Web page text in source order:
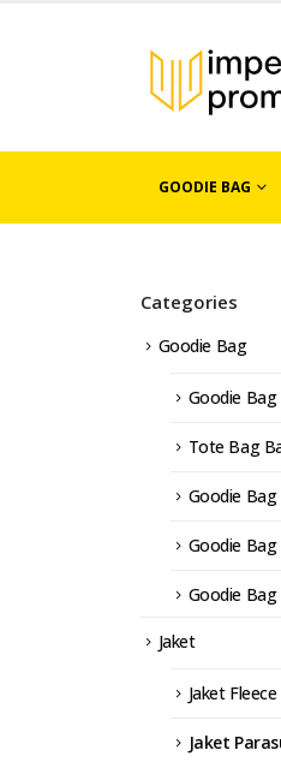
GOODIE BAG
Categories
Goodie Bag
Goodie Bag
Tote Bag
Goodie Bag
Goodie Bag
Goodie
Jaket
Jaket Fleece
Jaket